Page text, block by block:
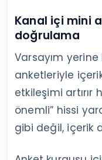
Kanal içi mini
doğrulama
Varsayım yerine
anketleriyle
etkileşimi artırır
önemli” hissi
gibi değil, içerik